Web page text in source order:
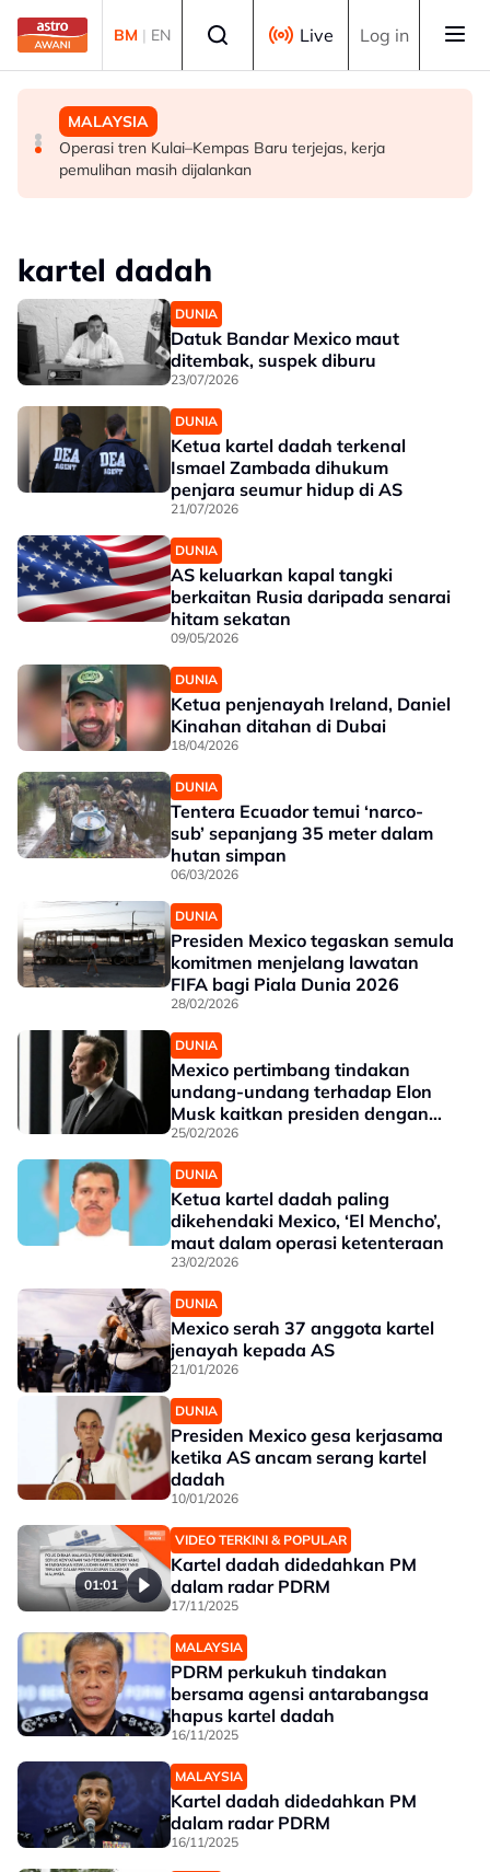
Skip to main content
BM | EN Live Log in
MALAYSIA
FMBA sambut baik arahan PM percepat kelulusan
pekerja asing sektor restoran
POLITIK
'Siapa akan pergi, siapa diperintah pergi? Tunggu dan
lihat'- Zahid
MALAYSIA
Operasi tren Kulai–Kempas Baru terjejas, kerja
pemulihan masih dijalankan
kartel dadah
DUNIA
Datuk Bandar Mexico maut
ditembak, suspek diburu
23/07/2026
DUNIA
Ketua kartel dadah terkenal
Ismael Zambada dihukum
penjara seumur hidup di AS
21/07/2026
DUNIA
AS keluarkan kapal tangki
berkaitan Rusia daripada senarai
hitam sekatan
09/05/2026
DUNIA
Ketua penjenayah Ireland, Daniel
Kinahan ditahan di Dubai
18/04/2026
DUNIA
Tentera Ecuador temui ‘narco-
sub’ sepanjang 35 meter dalam
hutan simpan
06/03/2026
DUNIA
Presiden Mexico tegaskan semula
komitmen menjelang lawatan
FIFA bagi Piala Dunia 2026
28/02/2026
DUNIA
Mexico pertimbang tindakan
undang-undang terhadap Elon
Musk kaitkan presiden dengan
kartel dadah
25/02/2026
DUNIA
Ketua kartel dadah paling
dikehendaki Mexico, ‘El Mencho’,
maut dalam operasi ketenteraan
23/02/2026
DUNIA
Mexico serah 37 anggota kartel
jenayah kepada AS
21/01/2026
DUNIA
Presiden Mexico gesa kerjasama
ketika AS ancam serang kartel
dadah
10/01/2026
01:01
VIDEO TERKINI & POPULAR
Kartel dadah didedahkan PM
dalam radar PDRM
17/11/2025
MALAYSIA
PDRM perkukuh tindakan
bersama agensi antarabangsa
hapus kartel dadah
16/11/2025
MALAYSIA
Kartel dadah didedahkan PM
dalam radar PDRM
16/11/2025